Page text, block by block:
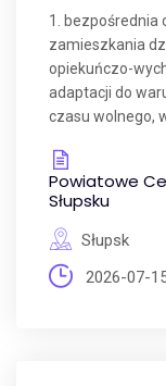
1. bezpośrednia
zamieszkania
opiekuńczo-
adaptacji do
czasu wolnego,
Powiatowe
Słupsku
Słupsk
2026-07-